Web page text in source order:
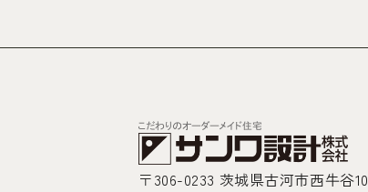
〒306-0233 茨城県古河市西牛谷